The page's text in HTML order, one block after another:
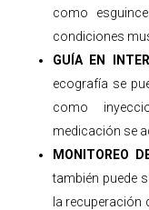
como
condiciones
GUÍA EN
ecografía se
como
medicación se
MONITOREO
también puede
la recuperación